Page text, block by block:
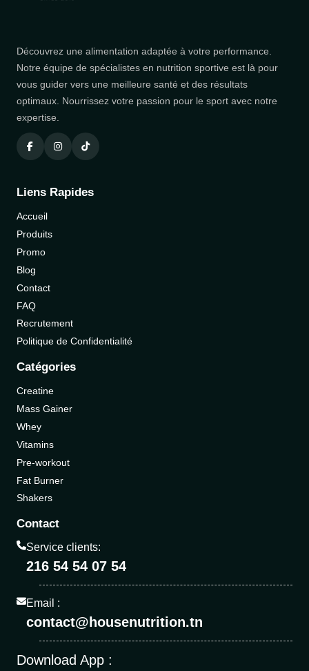
Découvrez une alimentation adaptée à votre performance.
Notre équipe de spécialistes en nutrition sportive est là pour
vous guider vers une meilleure santé et des résultats
optimaux. Nourrissez votre passion pour le sport avec notre
expertise.
Liens Rapides
Accueil
Produits
Promo
Blog
Contact
FAQ
Recrutement
Politique de Confidentialité
Catégories
Creatine
Mass Gainer
Whey
Vitamins
Pre-workout
Fat Burner
Shakers
Contact
Service clients:
216 54 54 07 54
Email :
contact@housenutrition.tn
Download App :